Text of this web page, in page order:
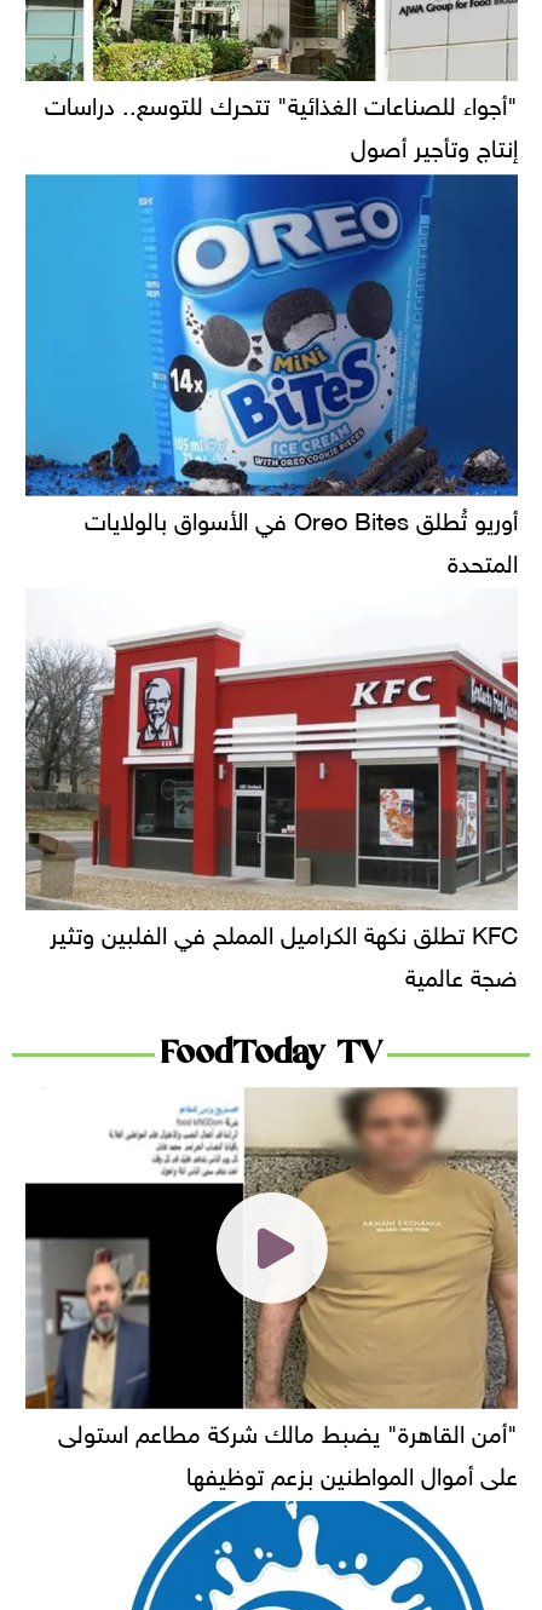
"أجواء للصناعات الغذائية" تتحرك للتوسع.. دراسات
إنتاج وتأجير أصول
أوريو تُطلق Oreo Bites في الأسواق بالولايات
المتحدة
KFC تطلق نكهة الكراميل المملح في الفلبين وتثير
ضجة عالمية
FoodToday TV
"أمن القاهرة" يضبط مالك شركة مطاعم استولى
على أموال المواطنين بزعم توظيفها